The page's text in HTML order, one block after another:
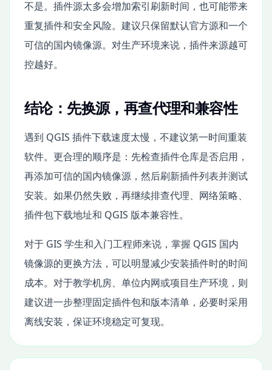
不是。插件源太多会增加索引刷新时间，也可能带来
重复插件和安全风险。建议只保留默认官方源和一个
可信的国内镜像源。对生产环境来说，插件来源越可
控越好。
结论：先换源，再查代理和兼容性
遇到 QGIS 插件下载速度太慢，不建议第一时间重装
软件。更合理的顺序是：先检查插件仓库是否启用，
再添加可信的国内镜像源，然后刷新插件列表并测试
安装。如果仍然失败，再继续排查代理、网络策略、
插件包下载地址和 QGIS 版本兼容性。
对于 GIS 学生和入门工程师来说，掌握 QGIS 国内
镜像源的更换方法，可以明显减少安装插件时的时间
成本。对于教学机房、单位内网或项目生产环境，则
建议进一步整理固定插件包和版本清单，必要时采用
离线安装，保证环境稳定可复现。